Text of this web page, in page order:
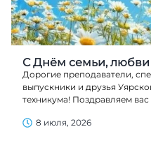
C Днём семьи, любви
Дорогие преподаватели,
выпускники и друзья
техникума! Поздравляем
8 июля, 2026